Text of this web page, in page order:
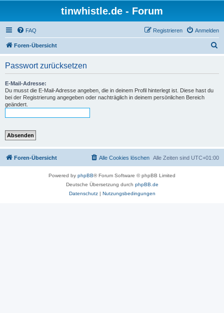
tinwhistle.de - Forum
FAQ Anmelden
Registrieren
Foren-Übersicht
Passwort zurücksetzen
E-Mail-Adresse:
Du musst die E-Mail-Adresse angeben, die in deinem Profil hinterlegt ist. Diese hast du
bei der Registrierung angegeben oder nachträglich in deinem persönlichen Bereich
geändert.
Foren-Übersicht Alle Zeiten sind UTC+01:00
Alle Cookies löschen
Powered by phpBB® Forum Software © phpBB Limited
Deutsche Übersetzung durch phpBB.de
Datenschutz| Nutzungsbedingungen